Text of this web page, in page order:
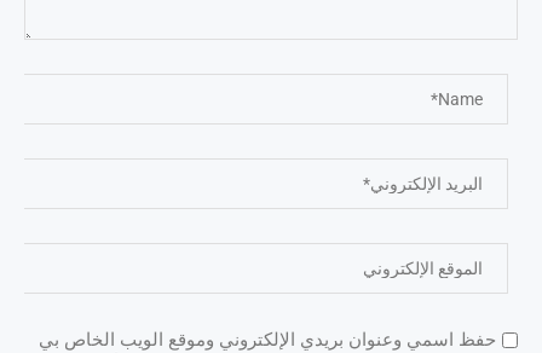
حفظ اسمي وعنوان بريدي الإلكتروني وموقع الويب الخاص بي